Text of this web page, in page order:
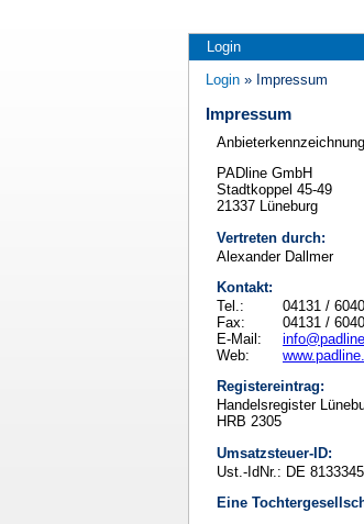
Login
Login » Impressum
Impressum
PADline GmbH
Stadtkoppel 45-49
21337 Lüneburg
Vertreten durch:
Alexander Dallmer
Kontakt:
Tel.:
04131 /
Fax:
04131 /
E-Mail:
Web:
Registereintrag:
Handelsregister
HRB 2305
Umsatzsteuer-ID:
Ust.-IdNr.: DE
Eine